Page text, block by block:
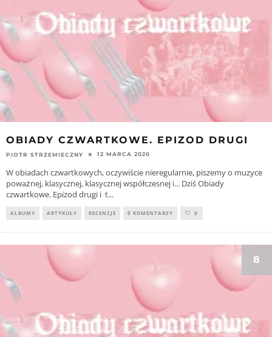
OBIADY CZWARTKOWE. EPIZOD DRUGI
PIOTR STRZEMIECZNY 12 MARCA 2020
W obiadach czwartkowych, oczywiście nieregularnie, piszemy o muzyce
poważnej, klasycznej, klasycznej współczesnej i... Dziś Obiady
czwartkowe. Epizod drugi i t...
ALBUMY ARTYKUŁY RECENZJE 0 KOMENTARZY 0
8